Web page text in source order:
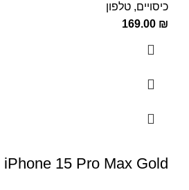
כיסויים, טלפון
169.00 ₪
15 Pro Max Gold